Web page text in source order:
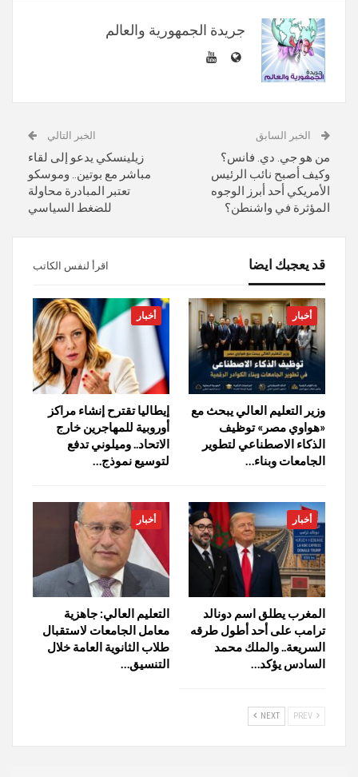
جريدة الجمهورية والعالم
الخبر السابق
من هو جي. دي. فانس؟
وكيف أصبح نائب الرئيس
الأمريكي أحد أبرز الوجوه
المؤثرة في واشنطن؟
الخبر التالي
زيلينسكي يدعو إلى لقاء
مباشر مع بوتين.. وموسكو
تعتبر المبادرة محاولة
للضغط السياسي
قد يعجبك ايضا اقرأ لنفس الكاتب
أخبار
وزير التعليم العالي يبحث مع
«هواوي مصر» توظيف
الذكاء الاصطناعي لتطوير
الجامعات وبناء…
أخبار
إيطاليا تقترح إنشاء مراكز
أوروبية للمهاجرين خارج
الاتحاد.. وميلوني تدفع
لتوسيع نموذج…
أخبار
المغرب يطلق اسم دونالد
ترامب على أحد أطول طرقه
السريعة.. والملك محمد
السادس يؤكد…
أخبار
التعليم العالي: جاهزية
معامل الجامعات لاستقبال
طلاب الثانوية العامة خلال
التنسيق…
NEXT